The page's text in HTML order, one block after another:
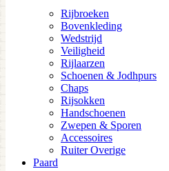
Rijbroeken
Bovenkleding
Wedstrijd
Veiligheid
Rijlaarzen
Schoenen & Jodhpurs
Chaps
Rijsokken
Handschoenen
Zwepen & Sporen
Accessoires
Ruiter Overige
Paard